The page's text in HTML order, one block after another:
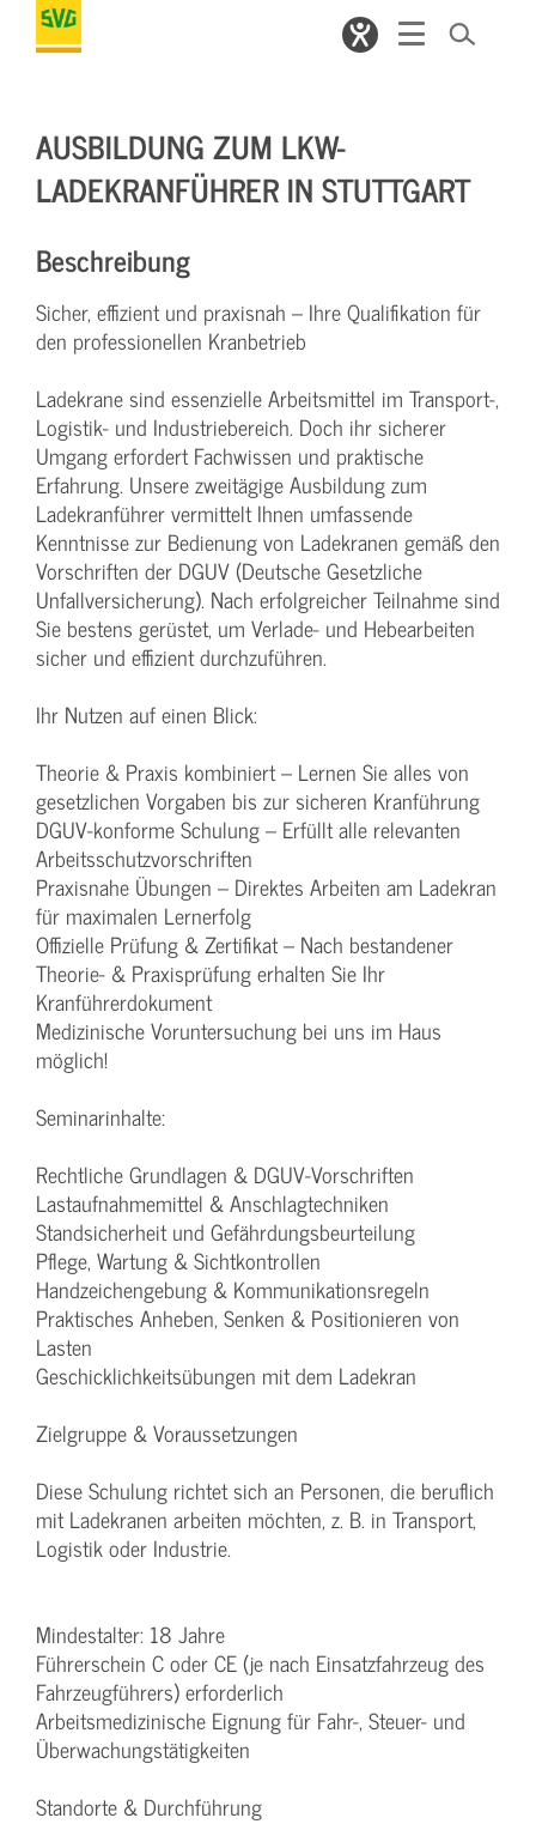
AUSBILDUNG ZUM LKW-
LADEKRANFÜHRER IN STUTTGART
Beschreibung
Sicher, effizient und praxisnah – Ihre Qualifikation für
den professionellen Kranbetrieb
Ladekrane sind essenzielle Arbeitsmittel im Transport-,
Logistik- und Industriebereich. Doch ihr sicherer
Umgang erfordert Fachwissen und praktische
Erfahrung. Unsere zweitägige Ausbildung zum
Ladekranführer vermittelt Ihnen umfassende
Kenntnisse zur Bedienung von Ladekranen gemäß den
Vorschriften der DGUV (Deutsche Gesetzliche
Unfallversicherung). Nach erfolgreicher Teilnahme sind
Sie bestens gerüstet, um Verlade- und Hebearbeiten
sicher und effizient durchzuführen.
Ihr Nutzen auf einen Blick:
Theorie & Praxis kombiniert – Lernen Sie alles von
gesetzlichen Vorgaben bis zur sicheren Kranführung
DGUV-konforme Schulung – Erfüllt alle relevanten
Arbeitsschutzvorschriften
Praxisnahe Übungen – Direktes Arbeiten am Ladekran
für maximalen Lernerfolg
Offizielle Prüfung & Zertifikat – Nach bestandener
Theorie- & Praxisprüfung erhalten Sie Ihr
Kranführerdokument
Medizinische Voruntersuchung bei uns im Haus
möglich!
Seminarinhalte:
Rechtliche Grundlagen & DGUV-Vorschriften
Lastaufnahmemittel & Anschlagtechniken
Standsicherheit und Gefährdungsbeurteilung
Pflege, Wartung & Sichtkontrollen
Handzeichengebung & Kommunikationsregeln
Praktisches Anheben, Senken & Positionieren von
Lasten
Geschicklichkeitsübungen mit dem Ladekran
Zielgruppe & Voraussetzungen
Diese Schulung richtet sich an Personen, die beruflich
mit Ladekranen arbeiten möchten, z. B. in Transport,
Logistik oder Industrie.
Mindestalter: 18 Jahre
Führerschein C oder CE (je nach Einsatzfahrzeug des
Fahrzeugführers) erforderlich
Arbeitsmedizinische Eignung für Fahr-, Steuer- und
Überwachungstätigkeiten
Standorte & Durchführung